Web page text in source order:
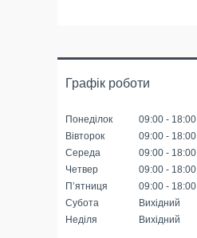
Графік роботи
Понеділок 09:00
18:00
Вівторок
09:00
18:00
Середа
09:00
18:00
Четвер
09:00
18:00
Пʼятниця
09:00
18:00
Субота
Вихідний
Неділя
Вихідний